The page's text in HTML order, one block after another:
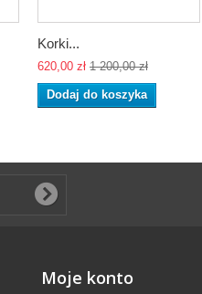
Korki...
620,00 zł 1 200,00 zł
Dodaj do koszyka
Moje konto